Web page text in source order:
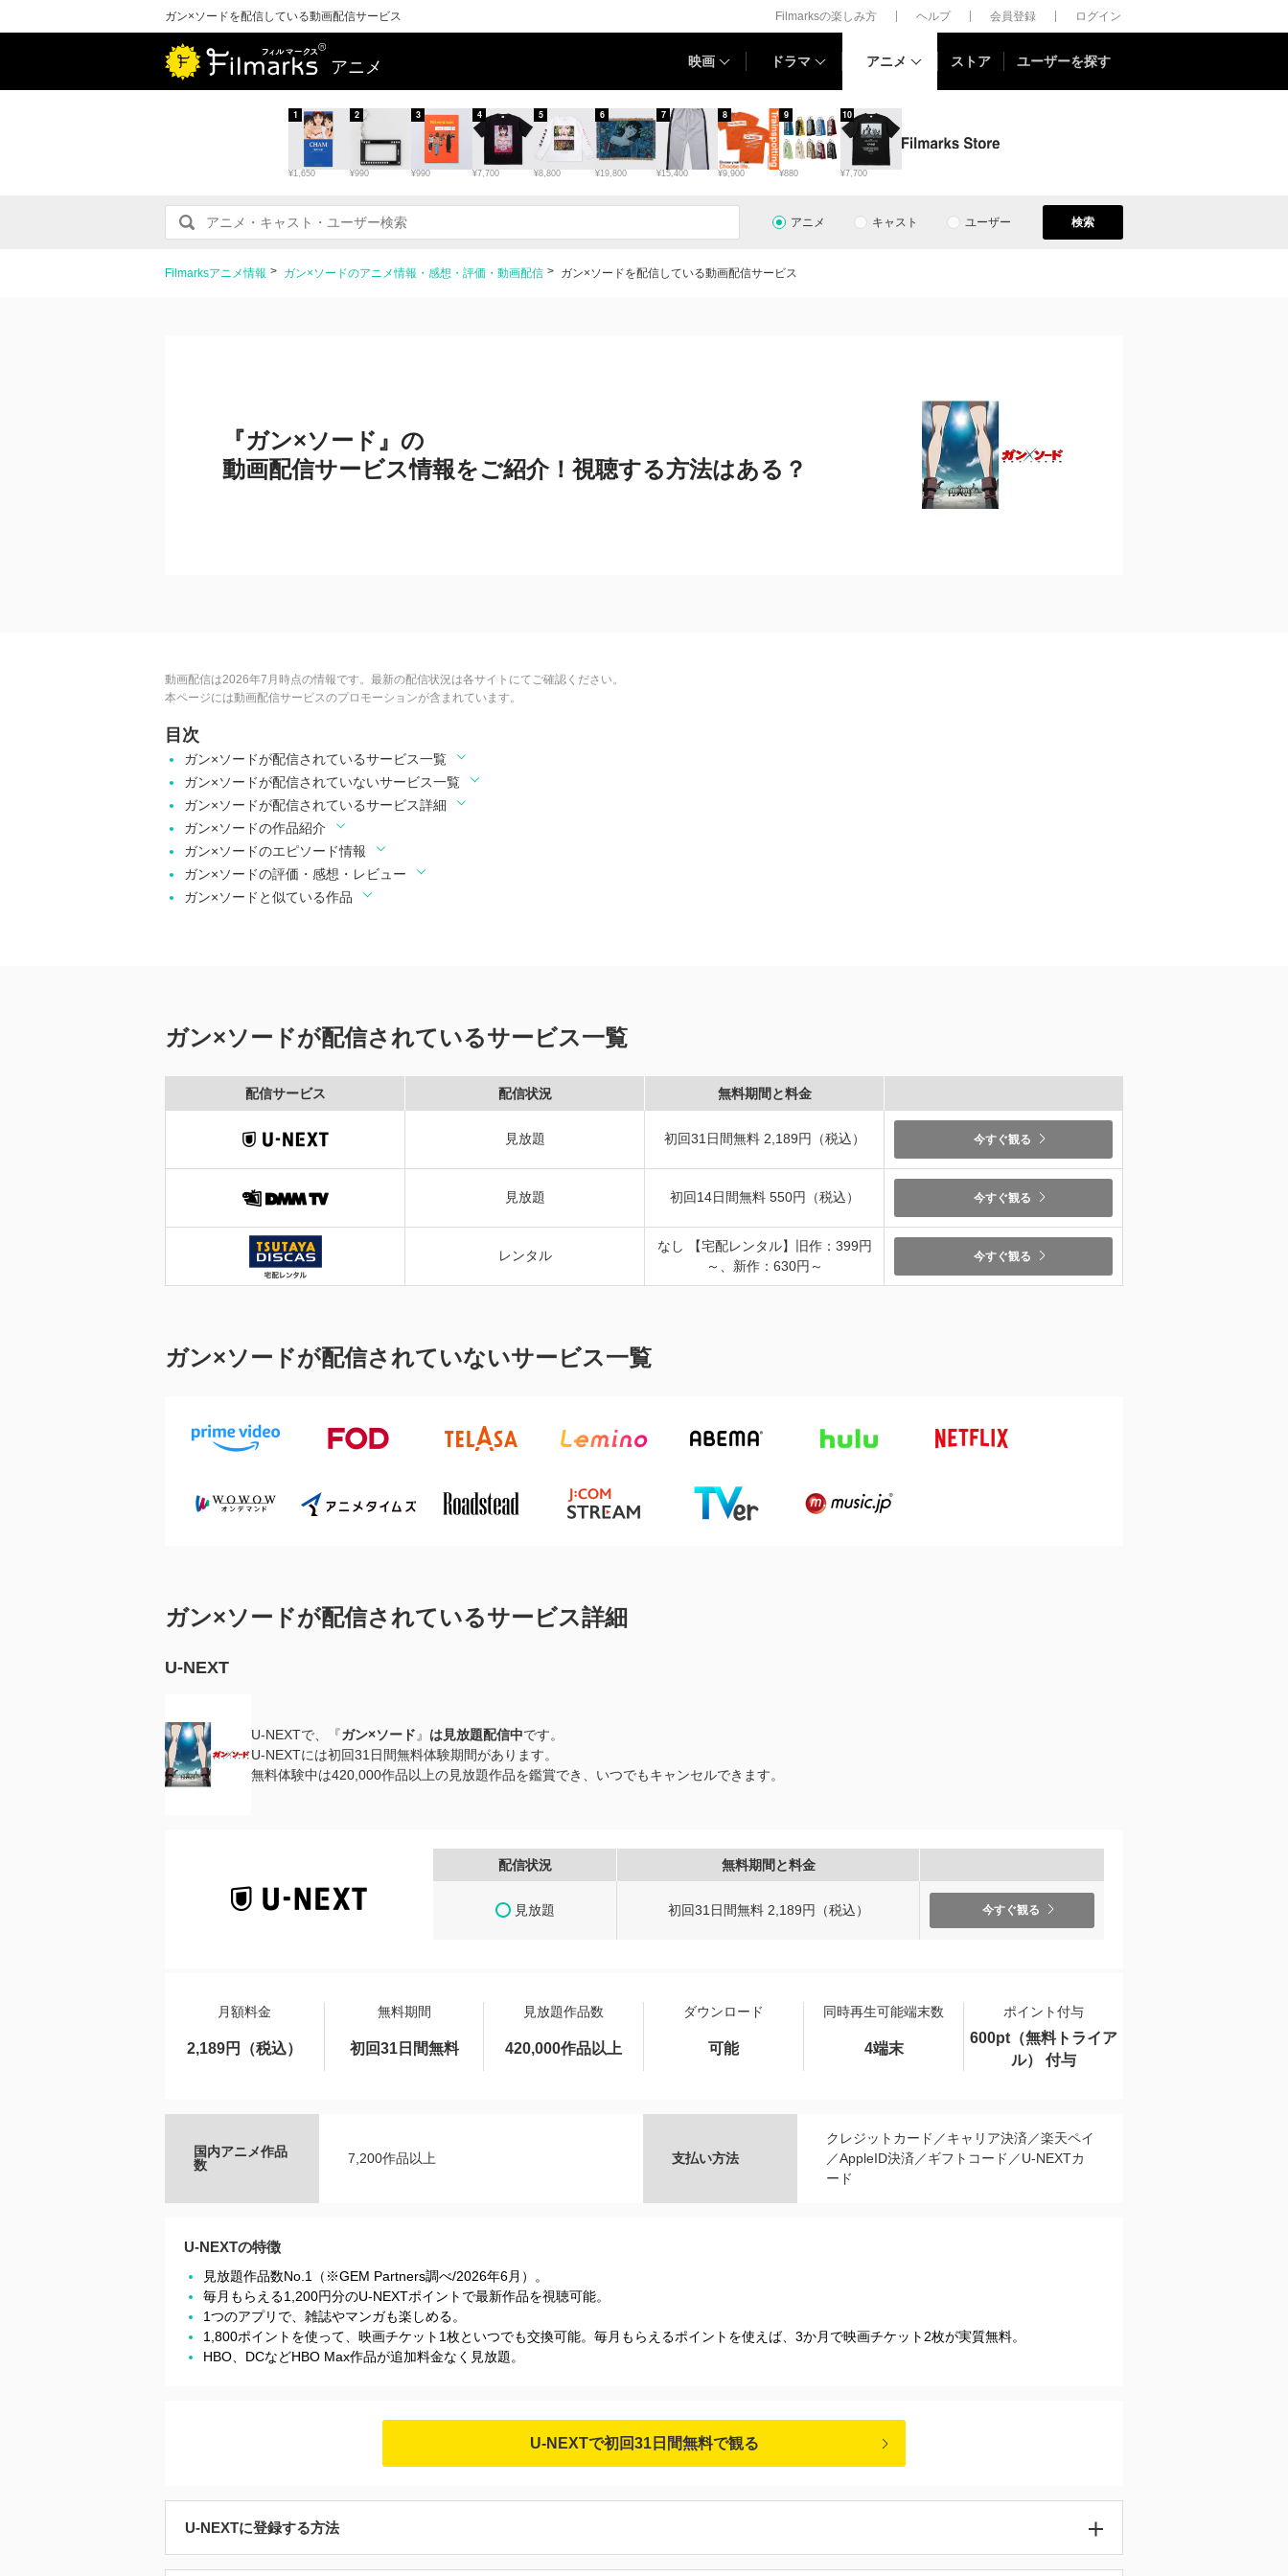
ガン×ソードを配信している動画配信サービス Filmarksの楽しみ方 ヘルプ 会員登録 ログイン
アニメ 映画 ドラマ アニメ ストア ユーザーを探す
¥1,650
1
¥990
2
¥990
3
¥7,700
4
¥8,800
5
¥19,800
6
¥15,400
7
¥9,900
8
¥880
9
¥7,700
10
アニメ キャスト ユーザー 検索
Filmarksアニメ情報 ガン×ソードのアニメ情報・感想・評価・動画配信 ガン×ソードを配信している動画配信サービス
『ガン×ソード』の
動画配信サービス情報をご紹介！視聴する方法はある？
動画配信は2026年7月時点の情報です。最新の配信状況は各サイトにてご確認ください。
本ページには動画配信サービスのプロモーションが含まれています。
目次
ガン×ソードが配信されているサービス一覧
ガン×ソードが配信されていないサービス一覧
ガン×ソードが配信されているサービス詳細
ガン×ソードの作品紹介
ガン×ソードのエピソード情報
ガン×ソードの評価・感想・レビュー
ガン×ソードと似ている作品
ガン×ソードが配信されているサービス一覧
配信サービス 配信状況 無料期間と料金
見放題 初回31日間無料 2,189円（税込） 今すぐ観る
見放題 初回14日間無料 550円（税込） 今すぐ観る
レンタル
なし 【宅配レンタル】旧作：399円
～、新作：630円～
今すぐ観る
ガン×ソードが配信されていないサービス一覧
ガン×ソードが配信されているサービス詳細
U-NEXT
U-NEXTで、『ガン×ソード 』 は見放題配信中です。
U-NEXTには初回31日間無料体験期間があります。
無料体験中は420,000作品以上の見放題作品を鑑賞でき、いつでもキャンセルできます。
配信状況 無料期間と料金
見放題 初回31日間無料 2,189円（税込） 今すぐ観る
月額料金 無料期間 見放題作品数 ダウンロード 同時再生可能端末数 ポイント付与
2,189円（税込） 初回31日間無料 420,000作品以上 可能 4端末
600pt（無料トライア
ル） 付与
国内アニメ作品
数
7,200作品以上 支払い方法
クレジットカード／キャリア決済／楽天ペイ
／AppleID決済／ギフトコード／U-NEXTカ
ード
U-NEXTの特徴
見放題作品数No.1（※GEM Partners調べ/2026年6⽉）。
毎月もらえる1,200円分のU-NEXTポイントで最新作品を視聴可能。
1つのアプリで、雑誌やマンガも楽しめる。
1,800ポイントを使って、映画チケット1枚といつでも交換可能。毎月もらえるポイントを使えば、3か月で映画チケット2枚が実質無料。
HBO、DCなどHBO Max作品が追加料金なく見放題。
U-NEXTで初回31日間無料で観る
U-NEXTに登録する方法